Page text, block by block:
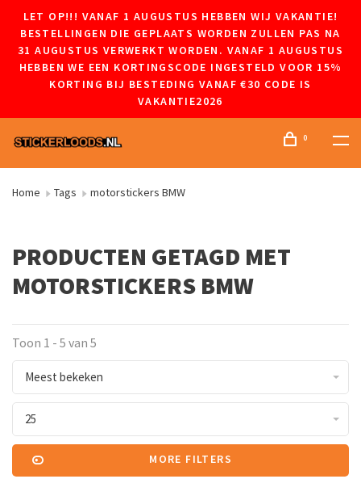
LET OP!!! VANAF 1 AUGUSTUS HEBBEN WIJ VAKANTIE!
BESTELLINGEN DIE GEPLAATS WORDEN ZULLEN PAS NA
31 AUGUSTUS VERWERKT WORDEN. VANAF 1 AUGUSTUS
HEBBEN WE EEN KORTINGSCODE INGESTELD VOOR 15%
KORTING BIJ BESTEDING VANAF €30 CODE IS
VAKANTIE2026
0
Home Tags motorstickers BMW
PRODUCTEN GETAGD MET
MOTORSTICKERS BMW
Toon 1 - 5 van 5
Meest bekeken
25
MORE FILTERS